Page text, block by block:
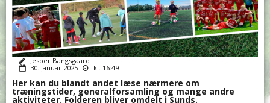
Jesper Bangsgaard
30. januar 2025
kl. 16:49
Her kan du blandt andet læse nærmere om
træningstider, generalforsamling og mange andre
aktiviteter. Folderen bliver omdelt i Sunds.